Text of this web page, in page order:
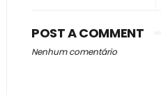
POST A COMMENT
Nenhum comentário